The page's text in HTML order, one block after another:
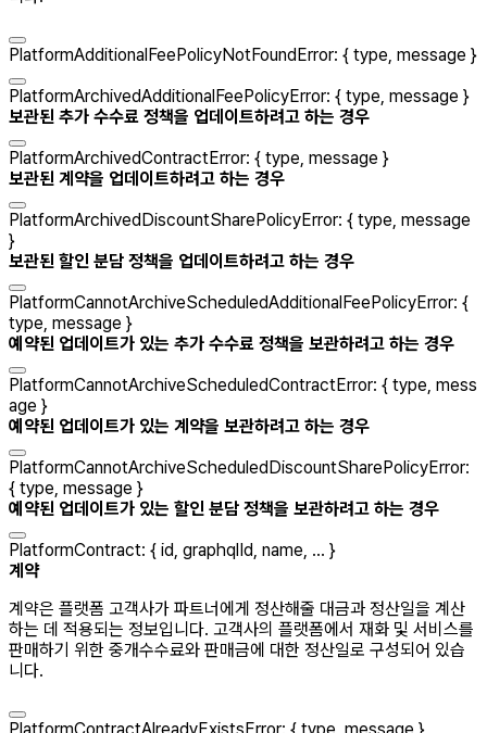
PlatformAdditionalFeePolicyNotFoundError: { type, message }
PlatformArchivedAdditionalFeePolicyError: { type, message }
보관된 추가 수수료 정책을 업데이트하려고 하는 경우
PlatformArchivedContractError: { type, message }
보관된 계약을 업데이트하려고 하는 경우
PlatformArchivedDiscountSharePolicyError: { type, message
}
보관된 할인 분담 정책을 업데이트하려고 하는 경우
PlatformCannotArchiveScheduledAdditionalFeePolicyError: {
type, message }
예약된 업데이트가 있는 추가 수수료 정책을 보관하려고 하는 경우
PlatformCannotArchiveScheduledContractError: { type, mess
age }
예약된 업데이트가 있는 계약을 보관하려고 하는 경우
PlatformCannotArchiveScheduledDiscountSharePolicyError:
{ type, message }
예약된 업데이트가 있는 할인 분담 정책을 보관하려고 하는 경우
PlatformContract: { id, graphqlId, name, ... }
계약
계약은 플랫폼 고객사가 파트너에게 정산해줄 대금과 정산일을 계산
하는 데 적용되는 정보입니다. 고객사의 플랫폼에서 재화 및 서비스를
판매하기 위한 중개수수료와 판매금에 대한 정산일로 구성되어 있습
니다.